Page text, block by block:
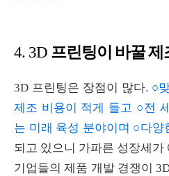
4. 3D 프린팅이 바꿀 제
3D 프린팅은 장점이 많다. ○
제조 비용이 적게 들고 ○전
는 미래 육성 분야이며 ○다양
되고 있으니 가파른 성장세가
기업들의 제품 개발 경쟁이